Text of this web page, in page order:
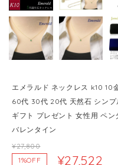
エメラルド ネックレス k10
60代 30代 20代 天然石 シン
ギフト プレゼント 女性用 ペ
バレンタイン
¥27,800
1%OFF
¥27,522